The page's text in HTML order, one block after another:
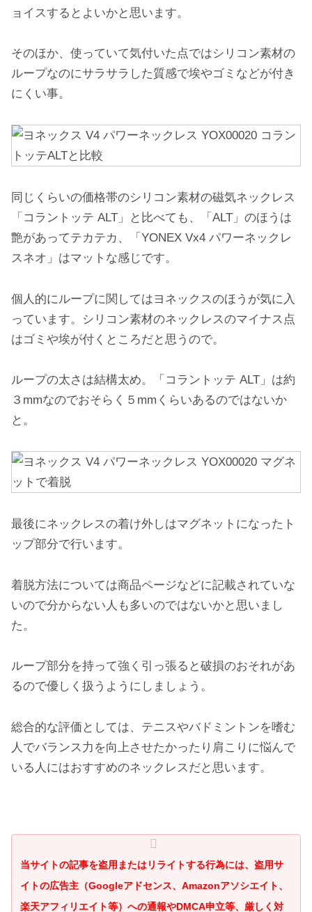
ョイスするとよいかと思います。
そのほか、使っていて気付いた点ではシリコン素材の
ループなのにサラサラした質感で埃やゴミなどが付き
にくい事。
同じくらいの価格帯のシリコン素材の磁気ネックレス
「コラントッテ ALT」と比べても、「ALT」のほうは
艶があってテカテカ、「YONEX Vx4 パワーネックレ
スネオ」はマットな感じです。
個人的にループに関してはヨネックスのほうが気に入
っています。シリコン素材のネックレスのマイナス点
はゴミや埃が付くところだと思うので。
ループの太さは結構太め。「コラントッテ ALT」は約
３mmなのでおそらく５mmくらいあるのではないか
と。
最後にネックレスの着け外しはマグネットになったト
ップ部分で行います。
着脱方法については商品ページなどに記載されていな
いので分からない人も多いのではないかと思いまし
た。
ループ部分を持って強く引っ張ると破損のおそれがあ
るので優しく扱うようにしましょう。
総合的な評価としては、テニスやバドミントンを嗜む
人でバランス力を向上させたかったり肩こりに悩んで
いる人にはおすすめのネックレスだと思います。
当サイトの記事を盗用またはリライトする行為には、盗用サ
イトの広告主（Googleアドセンス、Amazonアソシエイト、
楽天アフィリエイト等）への通報やDMCA申立等、厳しく対